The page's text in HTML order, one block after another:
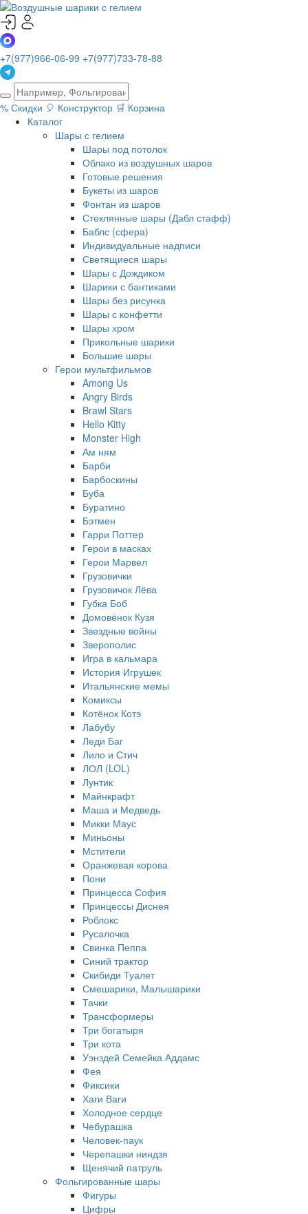
+7(977)966-06-99 +7(977)733-78-88
% Скидки 🎈 Конструктор 🛒 Корзина
Каталог
Шары с гелием
Шары под потолок
Облако из воздушных шаров
Готовые решения
Букеты из шаров
Фонтан из шаров
Стеклянные шары (Дабл стафф)
Баблс (сфера)
Индивидуальные надписи
Светящиеся шары
Шары с Дождиком
Шарики с бантиками
Шары без рисунка
Шары с конфетти
Шары хром
Прикольные шарики
Большие шары
Герои мультфильмов
Among Us
Angry Birds
Brawl Stars
Hello Kitty
Monster High
Ам ням
Барби
Барбоскины
Буба
Буратино
Бэтмен
Гарри Поттер
Герои в масках
Герои Марвел
Грузовички
Грузовичок Лёва
Губка Боб
Домовёнок Кузя
Звездные войны
Зверополис
Игра в кальмара
История Игрушек
Итальянские мемы
Комиксы
Котёнок Котэ
Лабубу
Леди Баг
Лило и Стич
ЛОЛ (LOL)
Лунтик
Майнкрафт
Маша и Медведь
Микки Маус
Миньоны
Мстители
Оранжевая корова
Пони
Принцесса София
Принцессы Диснея
Роблокс
Русалочка
Свинка Пеппа
Синий трактор
Скибиди Туалет
Смешарики, Малышарики
Тачки
Трансформеры
Три богатыря
Три кота
Уэнздей Семейка Аддамс
Фея
Фиксики
Хаги Ваги
Холодное сердце
Чебурашка
Человек-паук
Черепашки ниндзя
Щенячий патруль
Фольгированные шары
Фигуры
Цифры